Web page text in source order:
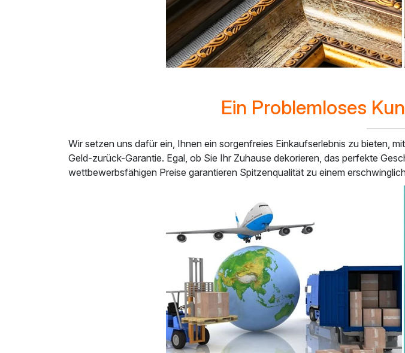
Ein Problemloses
Wir setzen uns dafür ein, Ihnen ein sorgenfreies Einkaufserlebnis zu bieten,
Geld-zurück-Garantie. Egal, ob Sie Ihr Zuhause dekorieren, das perfekte
wettbewerbsfähigen Preise garantieren Spitzenqualität zu einem